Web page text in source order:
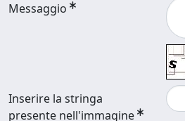
Messaggio
Inserire la stringa
presente nell'immagine